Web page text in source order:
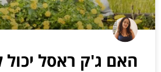
האם ג'ק ראסל יכול